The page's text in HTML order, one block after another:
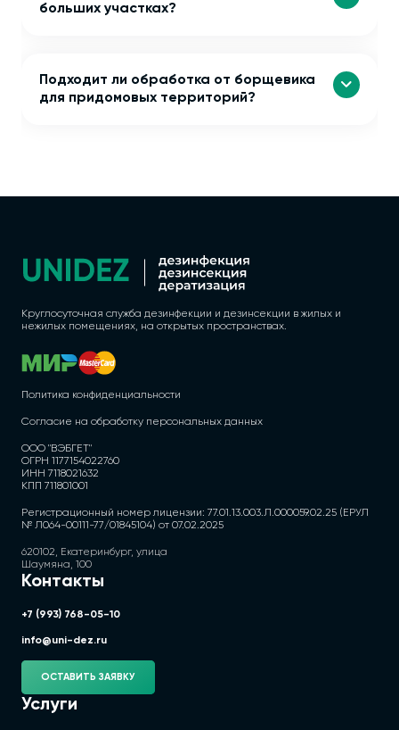
больших участках?
Подходит ли обработка от борщевика
для придомовых территорий?
Круглосуточная служба дезинфекции и дезинсекции в жилых и
нежилых помещениях, на открытых пространствах.
Политика конфиденциальности
Согласие на обработку персональных данных
ООО "ВЭБГЕТ"
ОГРН 1177154022760
ИНН 7118021632
КПП 711801001
Регистрационный номер лицензии: 77.01.13.003.Л.000059.02.25 (ЕРУЛ
№ Л064-00111-77/01845104) от 07.02.2025
620102, Екатеринбург, улица
Шаумяна, 100
Контакты
+7 (993) 768-05-10
info@uni-dez.ru
ОСТАВИТЬ ЗАЯВКУ
Услуги